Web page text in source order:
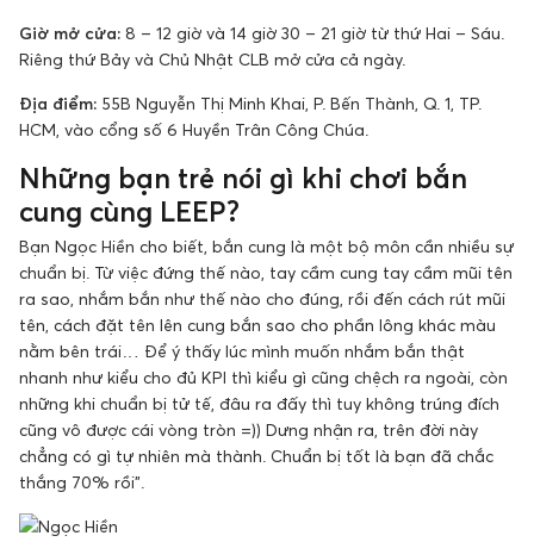
Giờ mở cửa: 8 – 12 giờ và 14 giờ 30 – 21 giờ từ thứ Hai – Sáu.
Riêng thứ Bảy và Chủ Nhật CLB mở cửa cả ngày.
Địa điểm: 55B Nguyễn Thị Minh Khai, P. Bến Thành, Q. 1, TP.
HCM, vào cổng số 6 Huyền Trân Công Chúa.
Những bạn trẻ nói gì khi chơi bắn
cung cùng LEEP?
Bạn Ngọc Hiền cho biết, bắn cung là một bộ môn cần nhiều sự
chuẩn bị. Từ việc đứng thế nào, tay cầm cung tay cầm mũi tên
ra sao, nhắm bắn như thế nào cho đúng, rồi đến cách rút mũi
tên, cách đặt tên lên cung bắn sao cho phần lông khác màu
nằm bên trái… Để ý thấy lúc mình muốn nhắm bắn thật
nhanh như kiểu cho đủ KPI thì kiểu gì cũng chệch ra ngoài, còn
những khi chuẩn bị tử tế, đâu ra đấy thì tuy không trúng đích
cũng vô được cái vòng tròn =)) Dưng nhận ra, trên đời này
chẳng có gì tự nhiên mà thành. Chuẩn bị tốt là bạn đã chắc
thắng 70% rồi”.